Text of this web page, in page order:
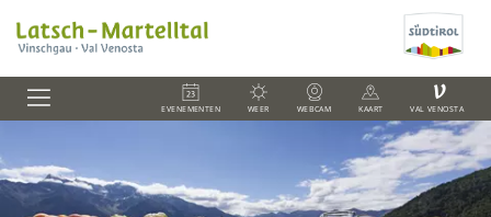
EVENEMENTEN WEER WEBCAM KAART
V
VAL VENOSTA